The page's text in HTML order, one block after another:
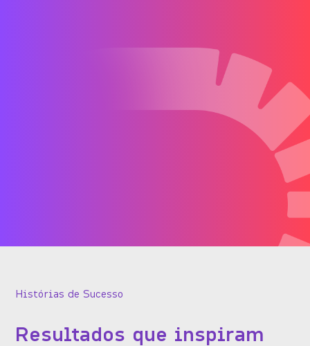
Histórias de Sucesso
Resultados que inspiram